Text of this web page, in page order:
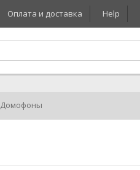
Оплата и доставка Help
Домофоны